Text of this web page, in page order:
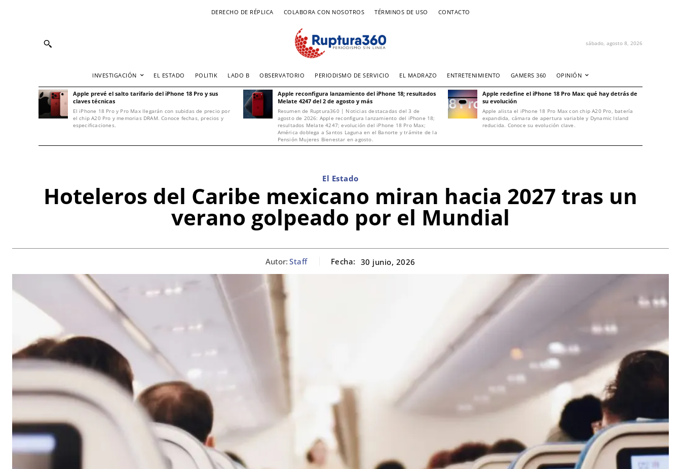
DERECHO DE RÉPLICA COLABORA CON NOSOTROS TÉRMINOS DE USO CONTACTO
sábado, agosto 8, 2026
INVESTIGACIÓN EL ESTADO POLITIK LADO B OBSERVATORIO PERIODISMO DE SERVICIO EL MADRAZO ENTRETENIMIENTO GAMERS 360 OPINIÓN
Apple prevé el salto tarifario del iPhone 18 Pro y sus
claves técnicas
El iPhone 18 Pro y Pro Max llegarán con subidas de precio por
el chip A20 Pro y memorias DRAM. Conoce fechas, precios y
especificaciones.
Apple reconfigura lanzamiento del iPhone 18; resultados
Melate 4247 del 2 de agosto y más
Resumen de Ruptura360 | Noticias destacadas del 3 de
agosto de 2026: Apple reconfigura lanzamiento del iPhone 18;
resultados Melate 4247; evolución del iPhone 18 Pro Max;
América doblega a Santos Laguna en el Banorte y trámite de la
Pensión Mujeres Bienestar en agosto.
Apple redefine el iPhone 18 Pro Max: qué hay detrás de
su evolución
Apple alista el iPhone 18 Pro Max con chip A20 Pro, batería
expandida, cámara de apertura variable y Dynamic Island
reducida. Conoce su evolución clave.
El Estado
Hoteleros del Caribe mexicano miran hacia 2027 tras un
verano golpeado por el Mundial
Autor: Staff Fecha: 30 junio, 2026